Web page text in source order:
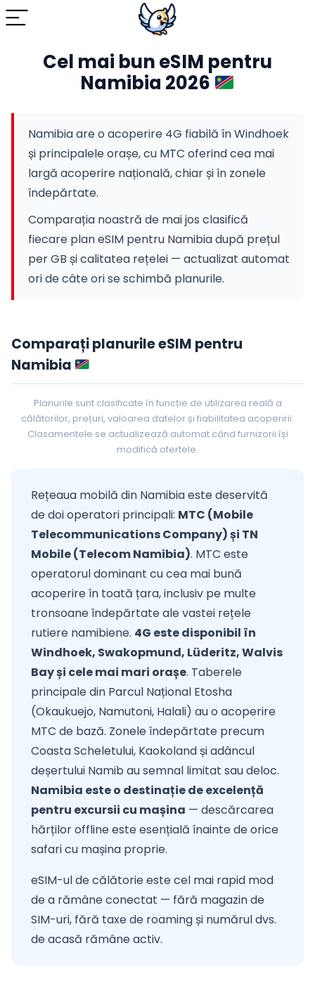
Cel mai bun eSIM pentru
Namibia 2026
Namibia are o acoperire 4G fiabilă în Windhoek
și principalele orașe, cu MTC oferind cea mai
largă acoperire națională, chiar și în zonele
îndepărtate.
Comparația noastră de mai jos clasifică
fiecare plan eSIM pentru Namibia după prețul
per GB și calitatea rețelei — actualizat automat
ori de câte ori se schimbă planurile.
Comparați planurile eSIM pentru
Namibia
Planurile sunt clasificate în funcție de utilizarea reală a
călătorilor, prețuri, valoarea datelor și fiabilitatea acoperirii.
Clasamentele se actualizează automat când furnizorii își
modifică ofertele.
Rețeaua mobilă din Namibia este deservită
de doi operatori principali: MTC (Mobile
Telecommunications Company) și TN
Mobile (Telecom Namibia). MTC este
operatorul dominant cu cea mai bună
acoperire în toată țara, inclusiv pe multe
tronsoane îndepărtate ale vastei rețele
rutiere namibiene. 4G este disponibil în
Windhoek, Swakopmund, Lüderitz, Walvis
Bay și cele mai mari orașe. Taberele
principale din Parcul Național Etosha
(Okaukuejo, Namutoni, Halali) au o acoperire
MTC de bază. Zonele îndepărtate precum
Coasta Scheletului, Kaokoland și adâncul
deșertului Namib au semnal limitat sau deloc.
Namibia este o destinație de excelență
pentru excursii cu mașina — descărcarea
hărților offline este esențială înainte de orice
safari cu mașina proprie.
eSIM-ul de călătorie este cel mai rapid mod
de a rămâne conectat — fără magazin de
SIM-uri, fără taxe de roaming și numărul dvs.
de acasă rămâne activ.